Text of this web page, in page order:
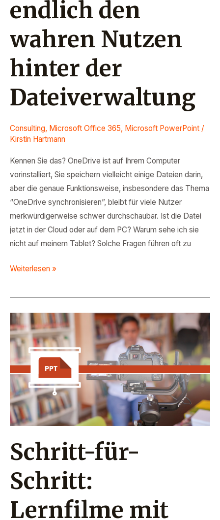
endlich den
wahren Nutzen
hinter der
Dateiverwaltung
Consulting, Microsoft Office 365, Microsoft PowerPoint /
Kirstin Hartmann
Kennen Sie das? OneDrive ist auf Ihrem Computer
vorinstalliert, Sie speichern vielleicht einige Dateien darin,
aber die genaue Funktionsweise, insbesondere das Thema
“OneDrive synchronisieren”, bleibt für viele Nutzer
merkwürdigerweise schwer durchschaubar. Ist die Datei
jetzt in der Cloud oder auf dem PC? Warum sehe ich sie
nicht auf meinem Tablet? Solche Fragen führen oft zu
Weiterlesen »
Schritt-für-
Schritt:
Lernfilme mit
Schritt-
für-
Schritt:
Lernfilme
mit
PowerPoint
erstellen
–
als
nur
Präsentationen